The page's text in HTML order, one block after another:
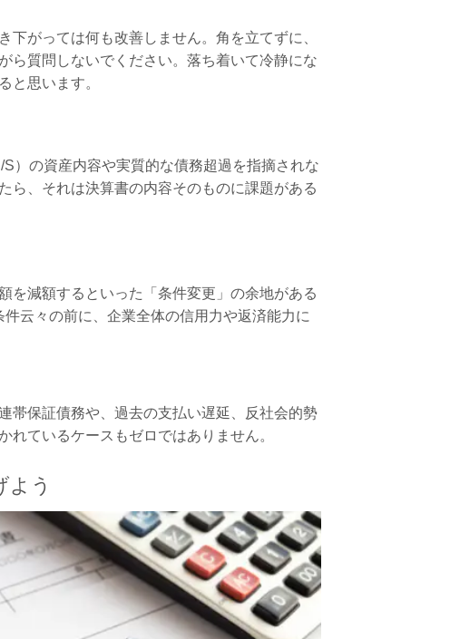
下がっては何も改善しません。角を立てずに、
ら質問しないでください。落ち着いて冷静にな
と思います。
）の資産内容や実質的な債務超過を指摘されな
ら、それは決算書の内容そのものに課題がある
を減額するといった「条件変更」の余地がある
云々の前に、企業全体の信用力や返済能力に
帯保証債務や、過去の支払い遅延、反社会的勢
ているケースもゼロではありません。
よう